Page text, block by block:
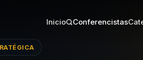
Inicio Conferencistas